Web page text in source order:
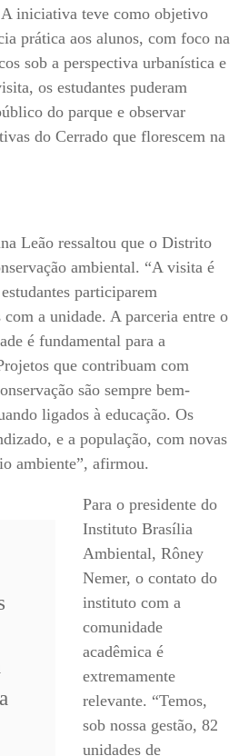
A iniciativa teve como objetivo
prática aos alunos, com foco na
sob a perspectiva urbanística e
os estudantes puderam
do parque e observar
do Cerrado que florescem na
Leão ressaltou que o Distrito
ambiental. “A visita é
participarem
a unidade. A parceria entre o
é fundamental para a
que contribuam com
são sempre bem-
ligados à educação. Os
e a população, com novas
ambiente”, afirmou.
Para o presidente do
Instituto Brasília
Ambiental, Rôney
Nemer, o contato do
instituto com a
comunidade
acadêmica é
extremamente
relevante. “Temos,
sob nossa gestão, 82
unidades de